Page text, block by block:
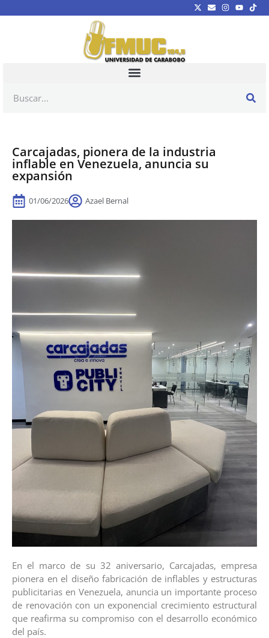
Carcajadas, pionera de la industria
inflable en Venezuela, anuncia su
expansión
01/06/2026 Azael Bernal
En el marco de su 32 aniversario, Carcajadas, empresa
pionera en el diseño fabricación de inflables y estructuras
publicitarias en Venezuela, anuncia un importante proceso
de renovación con un exponencial crecimiento estructural
que reafirma su compromiso con el desarrollo económico
del país.